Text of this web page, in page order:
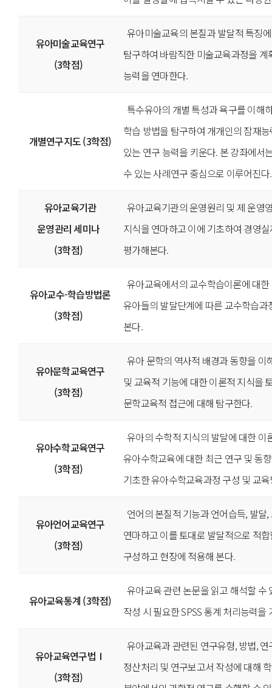
유아미술교육연구
(3학점)
유아미술교육의 본질과 발달적 특징
탐구하여 바람직한 미술교육과정을 계
능력을 연마한다.
개별연구지도 (3학점)
특수유아의 개별 특성과 욕구를 이해
학습 방법을 탐구하여 개개인의 잠재
있는 연구 능력을 키운다. 본 강좌에서
수 있는 사례연구 중심으로 이루어진다.
유아교육기관
운영관리 세미나
(3학점)
유아교육기관의 운영원리 및 제 운영
지식을 연마하고 이에 기초하여 경영
평가해본다.
유아교수-학습방법론
(3학점)
유아교육에서의 교수학습이론에 대
유아들의 발달단계에 따른 교수학습과
본다.
유아문학교육연구
(3학점)
유아 문학의 역사적 배경과 동향을 이
및 교육적 기능에 대한 이론적 지식을
문학교육적 접근에 대해 탐구한다.
유아수학교육연구
(3학점)
유아의 수학적 지식의 발달에 대한 이
유아수학교육에 대한 최근 연구 및 동
기초한 유아수학교육과정 구성 및 교
유아언어교육연구
(3학점)
언어의 본질적 기능과 언어습득, 발달
연마하고 이를 토대로 발달적으로 적
구성하고 현장에 적용해 본다.
유아교육통계 (3학점)
유아교육 관련 논문을 읽고 해석할 수
작성 시 필요한 SPSS 통계 처리능력을
유아교육연구법Ⅰ
(3학점)
유아교육과 관련된 연구유형, 방법,
정산처리 및 연구보고서 작성에 대해